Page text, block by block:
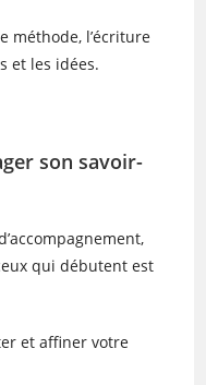
méthode, l’écriture
et les idées.
son savoir-
qui débutent est
et affiner votre